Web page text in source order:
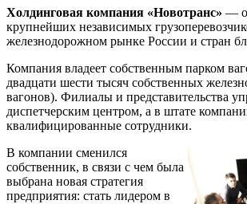
Холдинговая компания «Новотранс» —
крупнейших независимых
железнодорожном рынке России и стран
Компания владеет собственным парком
двадцати шести тысяч собственных
вагонов). Филиалы и представительства
диспетчерским центром, а в штате
квалифицированные сотрудники.
В компании сменился
собственник, в связи с чем была
выбрана новая стратегия
предприятия: стать лидером в